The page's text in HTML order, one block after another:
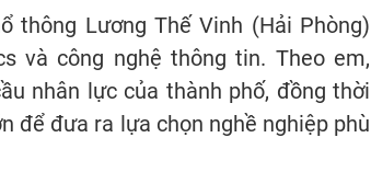
thông Lương Thế Vinh (Hải Phòng)
và công nghệ thông tin. Theo em,
nhân lực của thành phố, đồng thời
để đưa ra lựa chọn nghề nghiệp phù